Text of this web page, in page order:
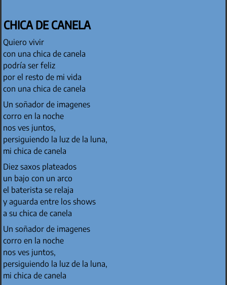
CHICA DE CANELA
Quiero vivir
con una chica de canela
podría ser feliz
por el resto de mi vida
con una chica de canela
Un soñador de imagenes
corro en la noche
nos ves juntos,
persiguiendo la luz de la luna,
mi chica de canela
Diez saxos plateados
un bajo con un arco
el baterista se relaja
y aguarda entre los shows
a su chica de canela
Un soñador de imagenes
corro en la noche
nos ves juntos,
persiguiendo la luz de la luna,
mi chica de canela